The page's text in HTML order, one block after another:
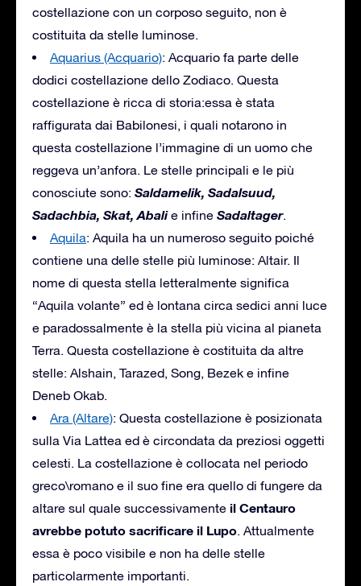
costellazione con un corposo seguito, non è
costituita da stelle luminose.
Aquarius (Acquario): Acquario fa parte delle
dodici costellazione dello Zodiaco. Questa
costellazione è ricca di storia:essa è stata
raffigurata dai Babilonesi, i quali notarono in
questa costellazione l’immagine di un uomo che
reggeva un’anfora. Le stelle principali e le più
conosciute sono: Saldamelik, Sadalsuud,
Sadachbia, Skat, Abalie infine Sadaltager.
Aquila: Aquila ha un numeroso seguito poiché
contiene una delle stelle più luminose: Altair. Il
nome di questa stella letteralmente significa
“Aquila volante” ed è lontana circa sedici anni luce
e paradossalmente è la stella più vicina al pianeta
Terra. Questa costellazione è costituita da altre
stelle: Alshain, Tarazed, Song, Bezek e infine
Deneb Okab.
Ara (Altare): Questa costellazione è posizionata
sulla Via Lattea ed è circondata da preziosi oggetti
celesti. La costellazione è collocata nel periodo
greco\romano e il suo fine era quello di fungere da
altare sul quale successivamente il Centauro
avrebbe potuto sacrificare il Lupo. Attualmente
essa è poco visibile e non ha delle stelle
particolarmente importanti.